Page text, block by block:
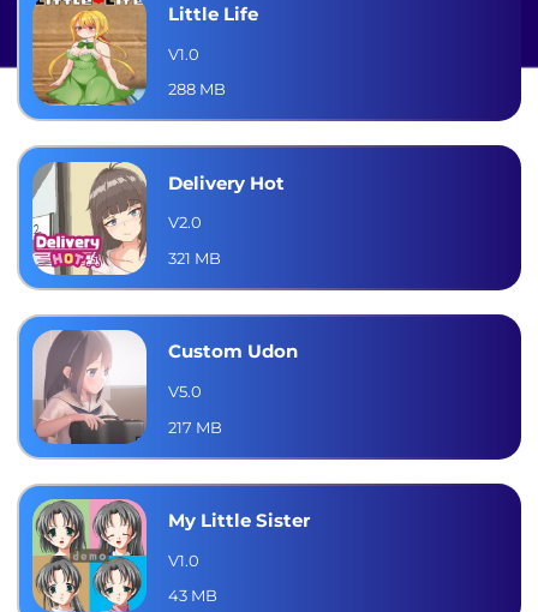
Little Life
V1.0
288 MB
Delivery Hot
V2.0
321 MB
Custom Udon
V5.0
217 MB
My Little Sister
V1.0
43 MB